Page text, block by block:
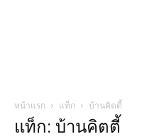
หน้าแรก แท็ก บ้านคิตตี้
แท็ก: บ้านคิตตี้